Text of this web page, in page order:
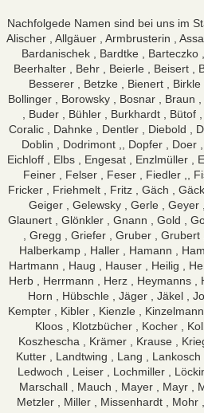
Nachfolgede Namen sind bei uns im
Alischer , Allgäuer , Armbrusterin ,
Bardanischek , Bardtke , Barteczko
Beerhalter , Behr , Beierle , Beisert ,
Besserer , Betzke , Bienert , Birkle
Bollinger , Borowsky , Bosnar , Braun
, Buder , Bühler , Burkhardt , Bütof
Coralic , Dahnke , Dentler , Diebold ,
Doblin , Dodrimont ,, Dopfer , Doer
Eichloff , Elbs , Engesat , Enzlmüller ,
Feiner , Felser , Feser , Fiedler ,,
Fricker , Friehmelt , Fritz , Gäch ,
Geiger , Gelewsky , Gerle , Geyer
Glaunert , Glönkler , Gnann , Gold ,
, Gregg , Griefer , Gruber , Grubert
Halberkamp , Haller , Hamann ,
Hartmann , Haug , Hauser , Heilig ,
Herb , Herrmann , Herz , Heymanns ,
Horn , Hübschle , Jäger , Jäkel ,
Kempter , Kibler , Kienzle ,
Kloos , Klotzbücher , Kocher ,
Koszhescha , Krämer , Krause ,
Kutter , Landtwing , Lang , Lankosch
Ledwoch , Leiser , Lochmiller ,
Marschall , Mauch , Mayer , Mayr ,
Metzler , Miller , Missenhardt , Mohr